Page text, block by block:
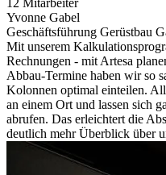
12 Mitarbeiter
Yvonne Gabel
Geschäftsführung Gerüstbau
Mit unserem
Rechnungen - mit Artesa
Abbau-Termine haben wir so
Kolonnen optimal einteilen.
an einem Ort und lassen sich
abrufen. Das erleichtert die
deutlich mehr Überblick über